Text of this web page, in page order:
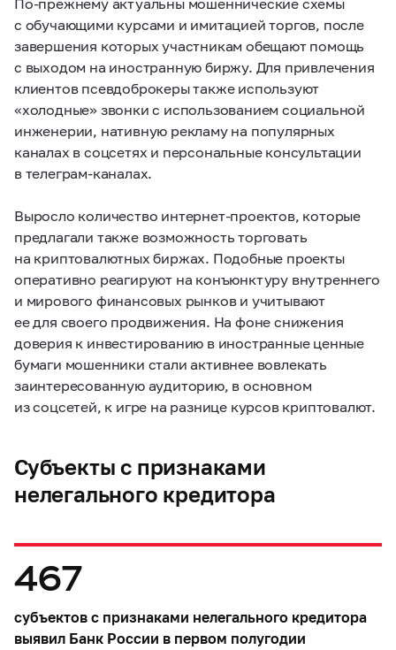
По-прежнему актуальны мошеннические схемы
с обучающими курсами и имитацией торгов, после
завершения которых участникам обещают помощь
с выходом на иностранную биржу. Для привлечения
клиентов псевдоброкеры также используют
«холодные» звонки с использованием социальной
инженерии, нативную рекламу на популярных
каналах в соцсетях и персональные консультации
в телеграм-каналах.
Выросло количество интернет-проектов, которые
предлагали также возможность торговать
на криптовалютных биржах. Подобные проекты
оперативно реагируют на конъюнктуру внутреннего
и мирового финансовых рынков и учитывают
ее для своего продвижения. На фоне снижения
доверия к инвестированию в иностранные ценные
бумаги мошенники стали активнее вовлекать
заинтересованную аудиторию, в основном
из соцсетей, к игре на разнице курсов криптовалют.
Субъекты с признаками
нелегального кредитора
467
субъектов с признаками нелегального кредитора
выявил Банк России в первом полугодии